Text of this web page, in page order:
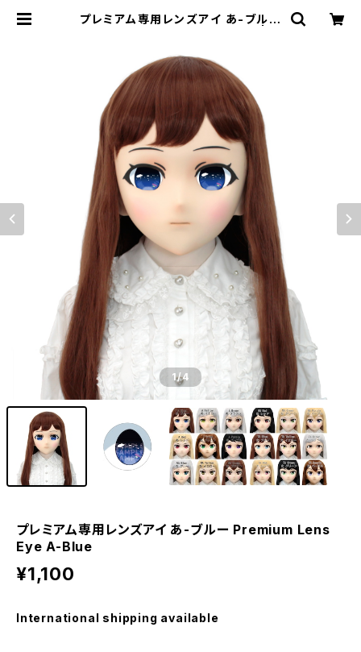
プレミアム専用レンズアイ あ-ブルー
1/4
プレミアム専用レンズアイ あ-ブルー Premium Lens
Eye A-Blue
¥1,100
International shipping available